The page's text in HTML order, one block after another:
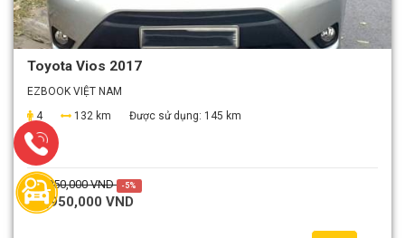
Toyota Vios 2017
EZBOOK VIỆT NAM
4
132 km Được sử dụng: 145 km
2,050,000 VND -5%
1,950,000 VND